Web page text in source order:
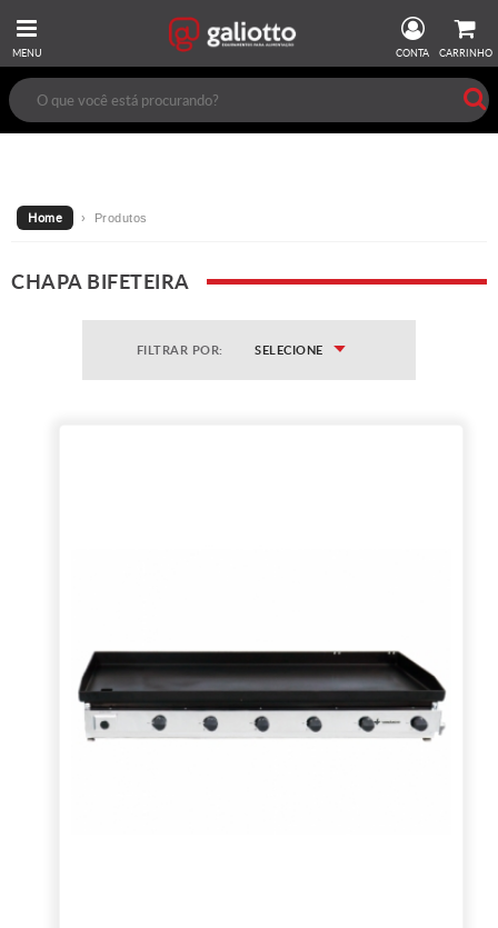
CARRINHO
CONTA
MENU
Home › Produtos
CHAPA BIFETEIRA
FILTRAR POR: SELECIONE